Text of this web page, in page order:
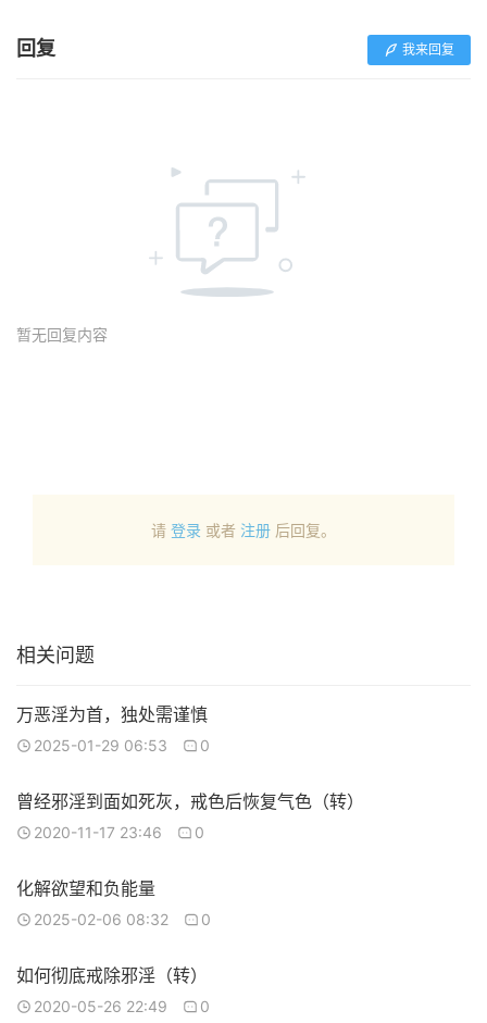
回复 我来回复
暂无回复内容
请 登录 或者 注册 后回复。
相关问题
万恶淫为首，独处需谨慎
2025-01-29 06:53 0
曾经邪淫到面如死灰，戒色后恢复气色（转）
2020-11-17 23:46 0
化解欲望和负能量
2025-02-06 08:32 0
如何彻底戒除邪淫（转）
2020-05-26 22:49 0